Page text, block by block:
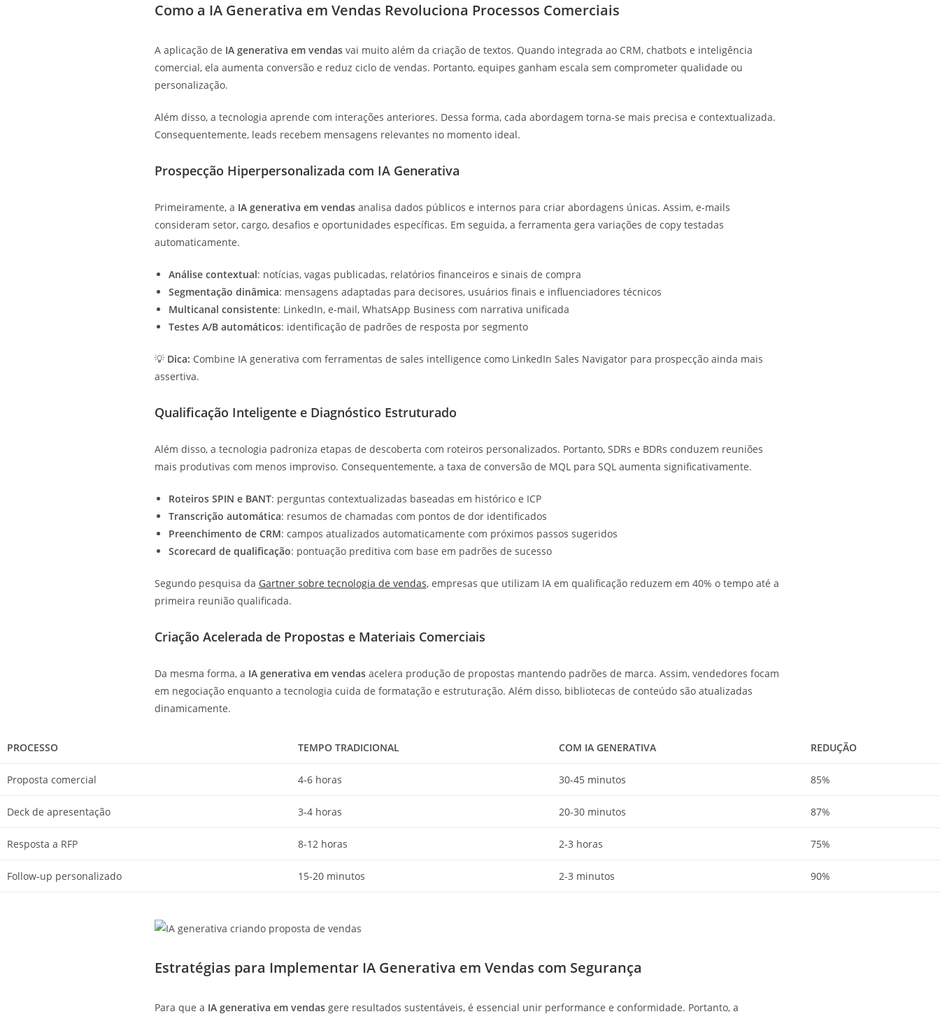
Como a IA Generativa em Vendas Revoluciona Processos Comerciais
A aplicação de IA generativa em vendasvai muito além da criação de textos. Quando integrada ao CRM, chatbots e inteligência
comercial, ela aumenta conversão e reduz ciclo de vendas. Portanto, equipes ganham escala sem comprometer qualidade ou
personalização.
Além disso, a tecnologia aprende com interações anteriores. Dessa forma, cada abordagem torna-se mais precisa e contextualizada.
Consequentemente, leads recebem mensagens relevantes no momento ideal.
Prospecção Hiperpersonalizada com IA Generativa
Primeiramente, a IA generativa em vendasanalisa dados públicos e internos para criar abordagens únicas. Assim, e-mails
consideram setor, cargo, desafios e oportunidades específicas. Em seguida, a ferramenta gera variações de copy testadas
automaticamente.
Análise contextual: notícias, vagas publicadas, relatórios financeiros e sinais de compra
Segmentação dinâmica: mensagens adaptadas para decisores, usuários finais e influenciadores técnicos
Multicanal consistente: LinkedIn, e-mail, WhatsApp Business com narrativa unificada
Testes A/B automáticos: identificação de padrões de resposta por segmento
💡 Dica: Combine IA generativa com ferramentas de sales intelligence como LinkedIn Sales Navigator para prospecção ainda mais
assertiva.
Qualificação Inteligente e Diagnóstico Estruturado
Além disso, a tecnologia padroniza etapas de descoberta com roteiros personalizados. Portanto, SDRs e BDRs conduzem reuniões
mais produtivas com menos improviso. Consequentemente, a taxa de conversão de MQL para SQL aumenta significativamente.
Roteiros SPIN e BANT: perguntas contextualizadas baseadas em histórico e ICP
Transcrição automática: resumos de chamadas com pontos de dor identificados
Preenchimento de CRM: campos atualizados automaticamente com próximos passos sugeridos
Scorecard de qualificação: pontuação preditiva com base em padrões de sucesso
Segundo pesquisa da Gartner sobre tecnologia de vendas, empresas que utilizam IA em qualificação reduzem em 40% o tempo até a
primeira reunião qualificada.
Criação Acelerada de Propostas e Materiais Comerciais
Da mesma forma, a IA generativa em vendasacelera produção de propostas mantendo padrões de marca. Assim, vendedores focam
em negociação enquanto a tecnologia cuida de formatação e estruturação. Além disso, bibliotecas de conteúdo são atualizadas
dinamicamente.
PROCESSO TEMPO TRADICIONAL COM IA GENERATIVA REDUÇÃO
Proposta comercial 4-6 horas 30-45 minutos 85%
Deck de apresentação 3-4 horas 20-30 minutos 87%
Resposta a RFP 8-12 horas 2-3 horas 75%
Follow-up personalizado 15-20 minutos 2-3 minutos 90%
Estratégias para Implementar IA Generativa em Vendas com Segurança
Para que a IA generativa em vendasgere resultados sustentáveis, é essencial unir performance e conformidade. Portanto, a